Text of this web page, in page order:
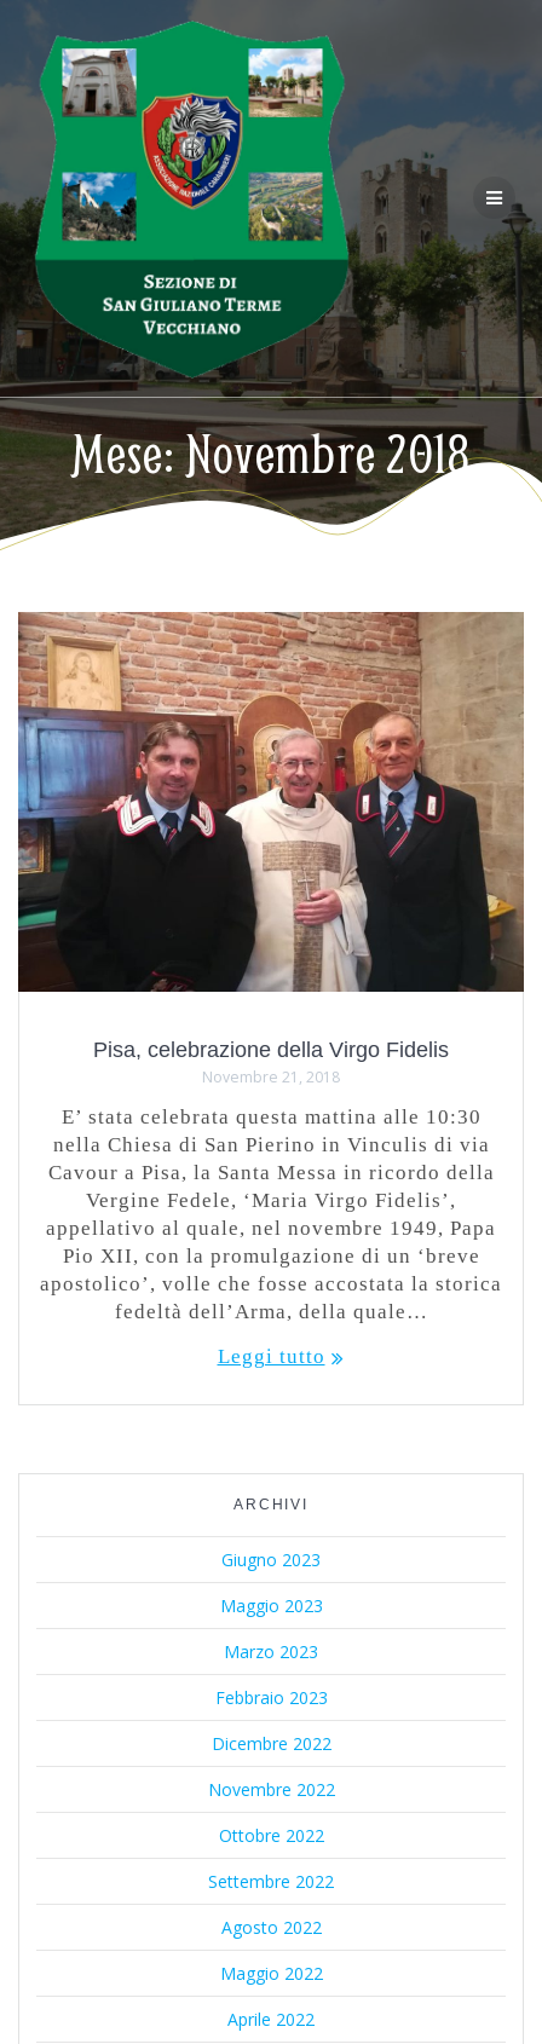
al
contenuto
Mese:Novembre 2018
Pisa, celebrazione della Virgo Fidelis
Novembre 21, 2018
E’ stata celebrata questa mattina alle 10:30
nella Chiesa di San Pierino in Vinculis di via
Cavour a Pisa, la Santa Messa in ricordo della
Vergine Fedele, ‘Maria Virgo Fidelis’,
appellativo al quale, nel novembre 1949, Papa
Pio XII, con la promulgazione di un ‘breve
apostolico’, volle che fosse accostata la storica
fedeltà dell’Arma, della quale…
Leggi tutto
ARCHIVI
Giugno 2023
Maggio 2023
Marzo 2023
Febbraio 2023
Dicembre 2022
Novembre 2022
Ottobre 2022
Settembre 2022
Agosto 2022
Maggio 2022
Aprile 2022